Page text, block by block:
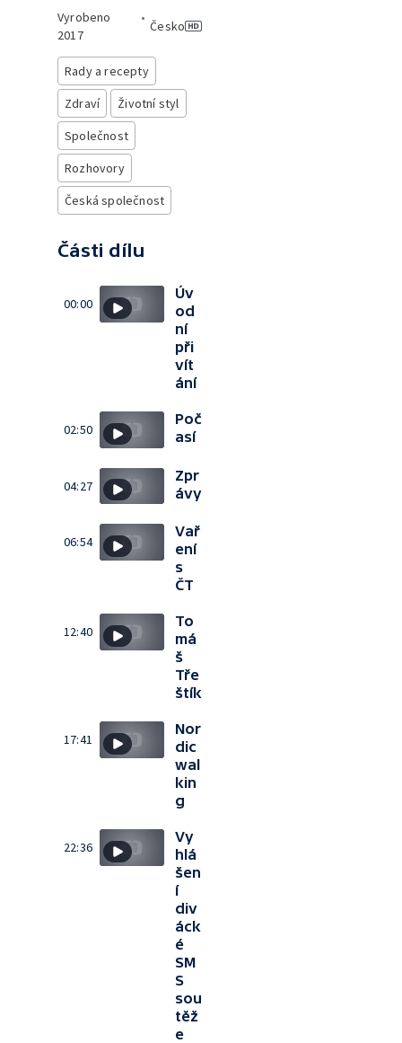
Vyrobeno
2017
•
Česko
Rady a recepty
Zdraví
Životní styl
Společnost
Rozhovory
Česká společnost
Části dílu
00:00
Úv
od
ní
při
vít
ání
02:50
Poč
así
04:27
Zpr
ávy
06:54
Vař
ení
s
ČT
12:40
To
má
š
Tře
štík
17:41
Nor
dic
wal
kin
g
22:36
Vy
hlá
šen
í
div
áck
é
SM
S
sou
těž
e